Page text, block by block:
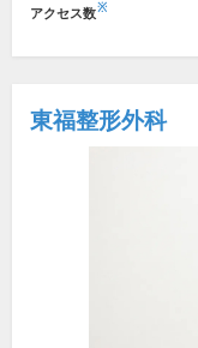
アクセス数※
東福整形外科